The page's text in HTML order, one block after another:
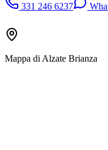
331 246 6237
Mappa di Alzate Brianza